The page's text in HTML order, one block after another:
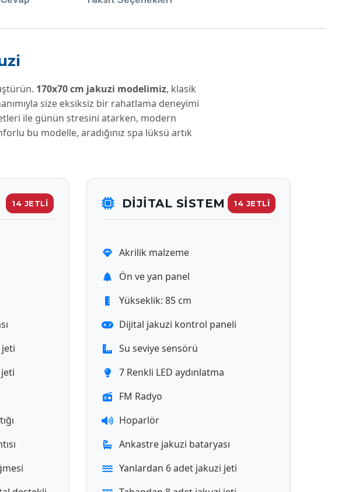
170x70 cm jakuzi modelimiz, klasik
size eksiksiz bir rahatlama deneyimi
ile günün stresini atarken, modern
bu modelle, aradığınız spa lüksü artık
14 JETLİ DİJİTAL SISTEM 14 JETLİ
Akrilik malzeme
Ön ve yan panel
Yükseklik: 85 cm
Dijital jakuzi kontrol paneli
Su seviye sensörü
7 Renkli LED aydınlatma
FM Radyo
Hoparlör
Ankastre jakuzi bataryası
Yanlardan 6 adet jakuzi jeti